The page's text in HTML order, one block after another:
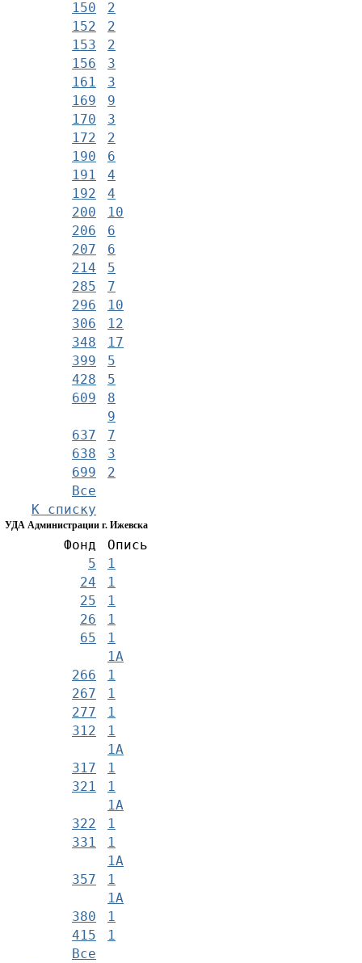
150
2
152
2
153
2
156
3
161
3
169
9
170
3
172
2
190
6
191
4
192
4
200
10
206
6
207
6
214
5
285
7
296
10
306
12
348
17
399
5
428
5
609
8
9
637
7
638
3
699
2
Все
К списку
УДА Администрации г. Ижевска
Фонд
Опись
5
1
24
1
25
1
26
1
65
1
1А
266
1
267
1
277
1
312
1
1А
317
1
321
1
1А
322
1
331
1
1А
357
1
1А
380
1
415
1
Все